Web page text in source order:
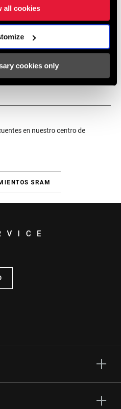
all cookies
cookies only
en nuestro centro de
SRAM